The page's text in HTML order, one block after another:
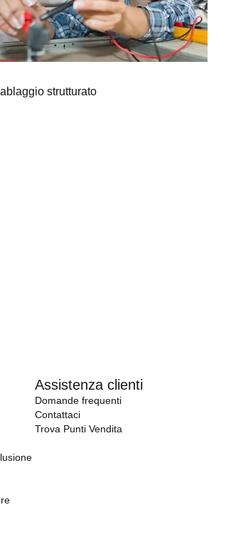
strutturato
Assistenza clienti
Domande frequenti
Contattaci
Trova Punti Vendita